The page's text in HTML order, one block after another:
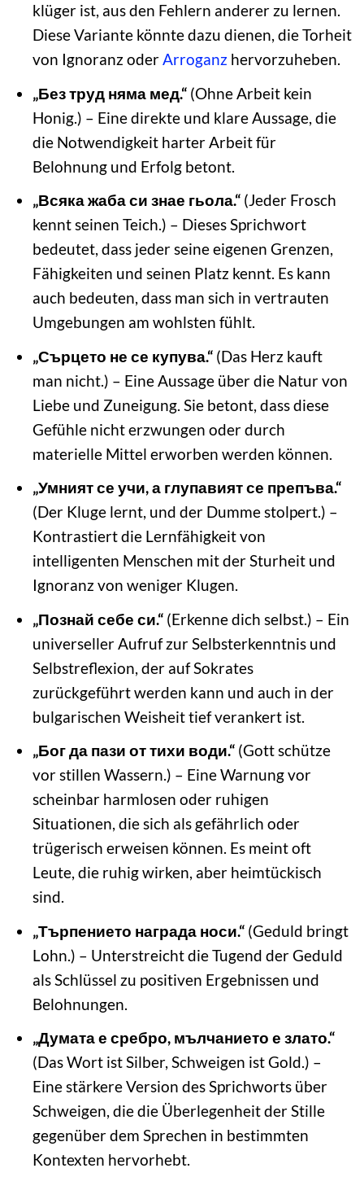
klüger ist, aus den Fehlern anderer zu lernen.
Diese Variante könnte dazu dienen, die Torheit
von Ignoranz oderArroganzhervorzuheben.
„Без труд няма мед.“(Ohne Arbeit kein
Honig.) – Eine direkte und klare Aussage, die
die Notwendigkeit harter Arbeit für
Belohnung und Erfolg betont.
„Всяка жаба си знае гьола.“(Jeder Frosch
kennt seinen Teich.) – Dieses Sprichwort
bedeutet, dass jeder seine eigenen Grenzen,
Fähigkeiten und seinen Platz kennt. Es kann
auch bedeuten, dass man sich in vertrauten
Umgebungen am wohlsten fühlt.
„Сърцето не се купува.“(Das Herz kauft
man nicht.) – Eine Aussage über die Natur von
Liebe und Zuneigung. Sie betont, dass diese
Gefühle nicht erzwungen oder durch
materielle Mittel erworben werden können.
„Умният се учи, а глупавият се препъва.“
(Der Kluge lernt, und der Dumme stolpert.) –
Kontrastiert die Lernfähigkeit von
intelligenten Menschen mit der Sturheit und
Ignoranz von weniger Klugen.
„Познай себе си.“(Erkenne dich selbst.) – Ein
universeller Aufruf zur Selbsterkenntnis und
Selbstreflexion, der auf Sokrates
zurückgeführt werden kann und auch in der
bulgarischen Weisheit tief verankert ist.
„Бог да пази от тихи води.“(Gott schütze
vor stillen Wassern.) – Eine Warnung vor
scheinbar harmlosen oder ruhigen
Situationen, die sich als gefährlich oder
trügerisch erweisen können. Es meint oft
Leute, die ruhig wirken, aber heimtückisch
sind.
„Търпението награда носи.“(Geduld bringt
Lohn.) – Unterstreicht die Tugend der Geduld
als Schlüssel zu positiven Ergebnissen und
Belohnungen.
„Думата е сребро, мълчанието е злато.“
(Das Wort ist Silber, Schweigen ist Gold.) –
Eine stärkere Version des Sprichworts über
Schweigen, die die Überlegenheit der Stille
gegenüber dem Sprechen in bestimmten
Kontexten hervorhebt.